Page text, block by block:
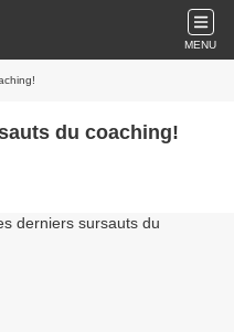
MENU
du coaching!